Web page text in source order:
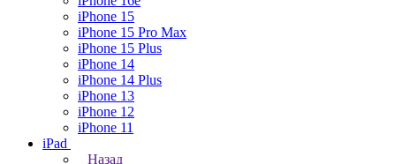
iPhone 15
iPhone 15 Pro Max
iPhone 15 Plus
iPhone 14
iPhone 14 Plus
iPhone 13
iPhone 12
iPhone 11
iPad
Назад